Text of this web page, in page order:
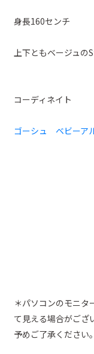
身長160センチ
上下ともベージュの
コーディネイト
ゴーシュ ベビーア
＊パソコンのモニタ
て見える場合がござ
予めご了承ください。